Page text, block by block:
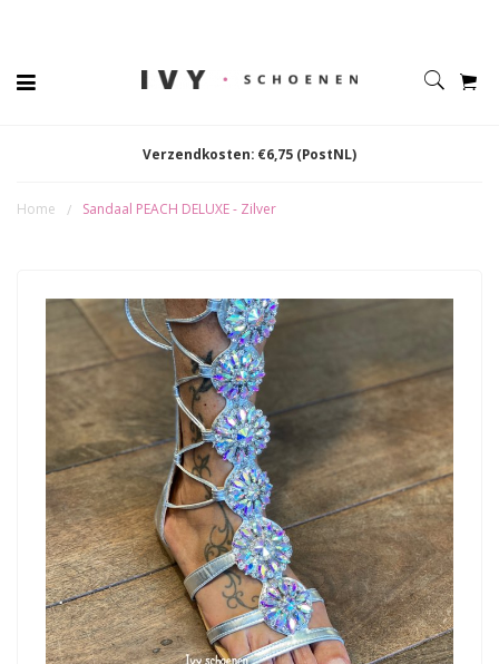
Verzendkosten: €6,75 (PostNL)
Home / Sandaal PEACH DELUXE - Zilver